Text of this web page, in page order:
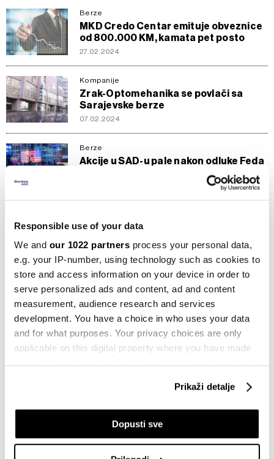
Responsible use of your data
We and our 1022 partners process your personal data,
e.g. your IP-number, using technology such as cookies to
store and access information on your device in order to
serve personalized ads and content, ad and content
measurement, audience research and services
development. You have a choice in who uses your data
and for what purposes. Your privacy choices are only
applicable on this digital property where you have made
If you allow, we would also like to:
Collect information about your geographical
Prikaži detalje
Dopusti sve
Berze
MKD Credo Centar emituje obveznice
od 800.000 KM, kamata pet posto
27.02.2024
Kompanije
Zrak-Optomehanika se povlači sa
Sarajevske berze
07.02.2024
Berze
Akcije u SAD-u pale nakon odluke Feda
Nakon jakog starta, evropske berze
gube korak
23.01.2024
Dok investitori analiziraju poruke iz
Davosa evropske akcije se crvene
19.01.2024
Berze
Evropske akcije trguju s gubicima, a
Davos u fokusu
16.01.2024